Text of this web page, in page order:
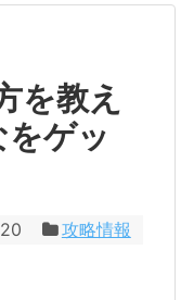
を教え
ゲッ
攻略情報